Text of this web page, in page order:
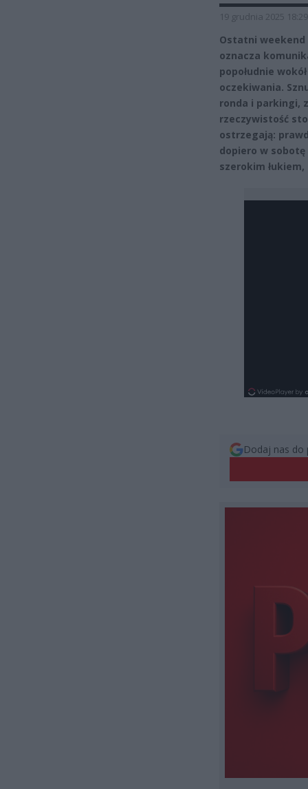
19 grudnia 2025 18:29
Ostatni weekend
oznacza
popołudnie
oczekiwania.
ronda i parkingi,
rzeczywistość
ostrzegają:
dopiero w
szerokim
Dodaj nas do